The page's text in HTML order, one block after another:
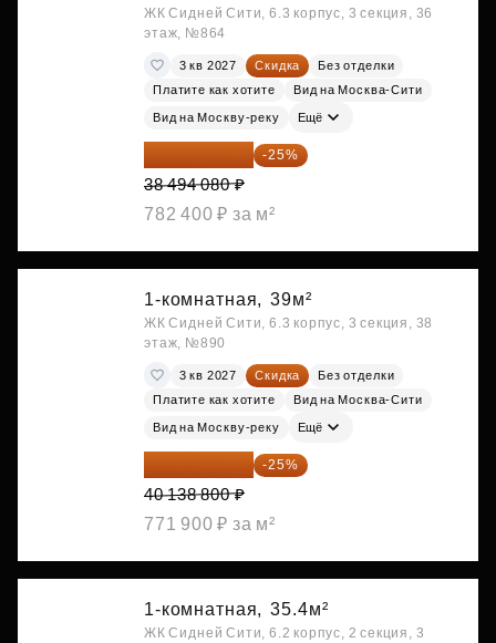
ЖК Сидней Сити, 6.3 корпус, 3 секция, 36
этаж, №864
3 кв 2027 Скидка
Без отделки
Платите как хотите
Вид на Москва-Сити
Вид на Москву-реку Ещё
28 870 560 ₽ -25%
38 494 080 ₽
782 400 ₽ за м²
1-комнатная, 39м²
ЖК Сидней Сити, 6.3 корпус, 3 секция, 38
этаж, №890
3 кв 2027 Скидка
Без отделки
Платите как хотите
Вид на Москва-Сити
Вид на Москву-реку Ещё
30 104 100 ₽ -25%
40 138 800 ₽
771 900 ₽ за м²
1-комнатная, 35.4м²
ЖК Сидней Сити, 6.2 корпус, 2 секция, 3